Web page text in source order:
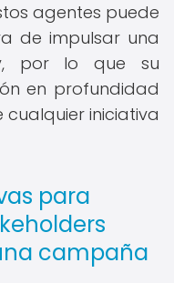
agentes puede
de impulsar una
por lo que su
en profundidad
cualquier iniciativa
para
campaña